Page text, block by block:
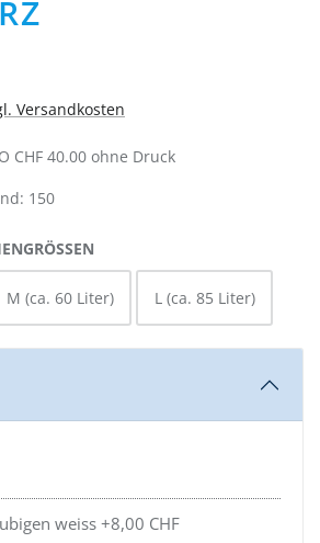
Versandkosten
CHF 40.00 ohne Druck
150
M (ca. 60 Liter) L (ca. 85 Liter)
weiss +8,00 CHF